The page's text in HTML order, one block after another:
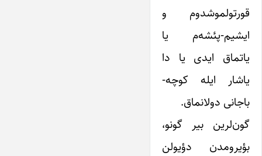
قورتولموشدوم و
ایشیم-پئشه‌م یا
یاتماق ایدی یا دا
یاشار ایله کوچه-
باجانی دولانماق.
گون‌لرین بیر گونو،
بؤیرومدن دؤیولن